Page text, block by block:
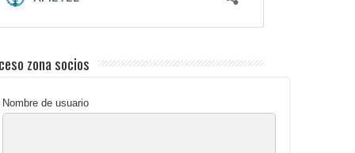
zona socios
Nombre de usuario